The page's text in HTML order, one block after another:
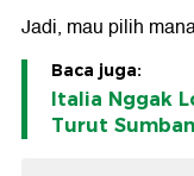
Jadi, mau pilih
Baca juga:
Italia Nggak
Turut